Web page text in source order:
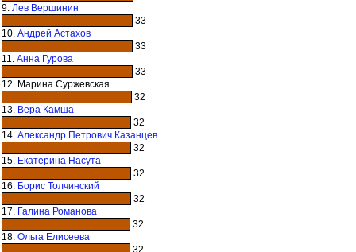
9. Лев Вершинин
33
10. Андрей Астахов
33
11. Анна Гурова
33
12. Марина Суржевская
32
13. Вера Камша
32
14. Александр Петрович Казанцев
32
15. Екатерина Насута
32
16. Борис Толчинский
32
17. Галина Романова
32
18. Ольга Елисеева
32